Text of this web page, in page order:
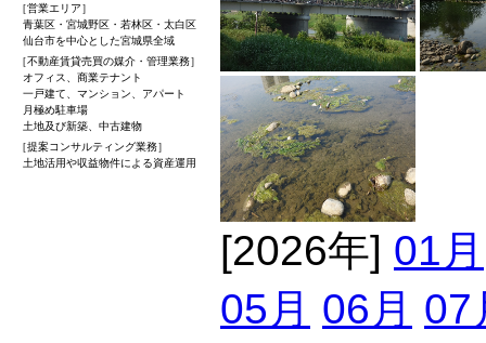
[2026年] 01月
05月 06月 07
［営業エリア］
青葉区・宮城野区・若林区・太白区
仙台市を中心とした宮城県全域
［不動産賃貸売買の媒介・管理業務］
オフィス、商業テナント
一戸建て、マンション、アパート
月極め駐車場
土地及び新築、中古建物
［提案コンサルティング業務］
土地活用や収益物件による資産運用